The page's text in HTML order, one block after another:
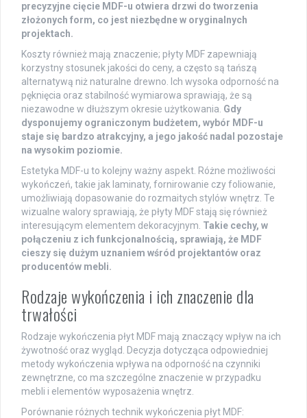
precyzyjne cięcie MDF-u otwiera drzwi do tworzenia
złożonych form, co jest niezbędne w oryginalnych
projektach.
Koszty również mają znaczenie; płyty MDF zapewniają
korzystny stosunek jakości do ceny, a często są tańszą
alternatywą niż naturalne drewno. Ich wysoka odporność na
pęknięcia oraz stabilność wymiarowa sprawiają, że są
niezawodne w dłuższym okresie użytkowania. Gdy
dysponujemy ograniczonym budżetem, wybór MDF-u
staje się bardzo atrakcyjny, a jego jakość nadal pozostaje
na wysokim poziomie.
Estetyka MDF-u to kolejny ważny aspekt. Różne możliwości
wykończeń, takie jak laminaty, fornirowanie czy foliowanie,
umożliwiają dopasowanie do rozmaitych stylów wnętrz. Te
wizualne walory sprawiają, że płyty MDF stają się również
interesującym elementem dekoracyjnym. Takie cechy, w
połączeniu z ich funkcjonalnością, sprawiają, że MDF
cieszy się dużym uznaniem wśród projektantów oraz
producentów mebli.
Rodzaje wykończenia i ich znaczenie dla
trwałości
Rodzaje wykończenia płyt MDF mają znaczący wpływ na ich
żywotność oraz wygląd. Decyzja dotycząca odpowiedniej
metody wykończenia wpływa na odporność na czynniki
zewnętrzne, co ma szczególne znaczenie w przypadku
mebli i elementów wyposażenia wnętrz.
Porównanie różnych technik wykończenia płyt MDF: